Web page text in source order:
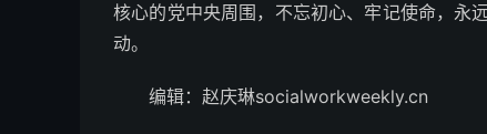
核心的党中央周围，不忘初心、牢记使命，永
动。
编辑：赵庆琳socialworkweekly.cn